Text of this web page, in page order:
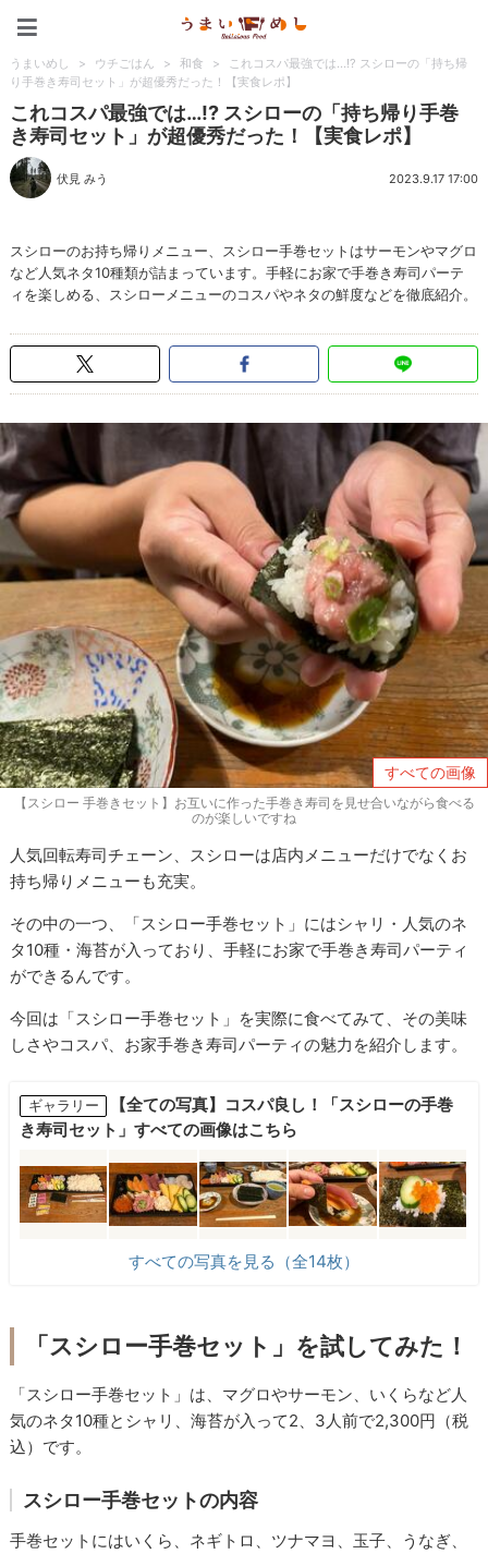
うまいめし > ウチごはん > 和食 >
これコスパ最強では…!? スシローの「持ち帰
り手巻き寿司セット」が超優秀だった！【実食レポ】
これコスパ最強では…!? スシローの「持ち帰り手巻
き寿司セット」が超優秀だった！【実食レポ】
伏見 みう 2023.9.17 17:00
スシローのお持ち帰りメニュー、スシロー手巻セットはサーモンやマグロ
など人気ネタ10種類が詰まっています。手軽にお家で手巻き寿司パーテ
ィを楽しめる、スシローメニューのコスパやネタの鮮度などを徹底紹介。
すべての画像
【スシロー 手巻きセット】お互いに作った手巻き寿司を見せ合いながら食べる
のが楽しいですね
人気回転寿司チェーン、スシローは店内メニューだけでなくお
持ち帰りメニューも充実。
その中の一つ、「スシロー手巻セット」にはシャリ・人気のネ
タ10種・海苔が入っており、手軽にお家で手巻き寿司パーティ
ができるんです。
今回は「スシロー手巻セット」を実際に食べてみて、その美味
しさやコスパ、お家手巻き寿司パーティの魅力を紹介します。
ギャラリー
【全ての写真】コスパ良し！「スシローの手巻
き寿司セット」すべての画像はこちら
すべての写真を見る（全14枚）
「スシロー手巻セット」を試してみた！
「スシロー手巻セット」は、マグロやサーモン、いくらなど人
気のネタ10種とシャリ、海苔が入って2、3人前で2,300円（税
込）です。
スシロー手巻セットの内容
手巻セットにはいくら、ネギトロ、ツナマヨ、玉子、うなぎ、